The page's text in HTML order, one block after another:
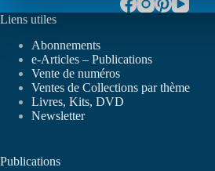
Liens utiles
Abonnements
e-Articles – Publications
Vente de numéros
Ventes de Collections par thème
Livres, Kits, DVD
Newsletter
Publications